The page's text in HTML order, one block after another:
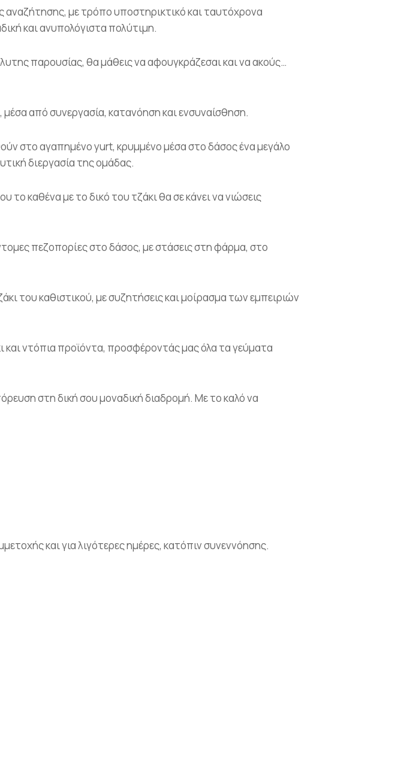
αναζήτησης, με τρόπο υποστηρικτικό και ταυτόχρονα
και ανυπολόγιστα πολύτιμη.
παρουσίας, θα μάθεις να αφουγκράζεσαι και να ακούς…
από συνεργασία, κατανόηση και ενσυναίσθηση.
στο αγαπημένο yurt, κρυμμένο μέσα στο δάσος ένα μεγάλο
διεργασία της ομάδας.
καθένα με το δικό του τζάκι θα σε κάνει να νιώσεις
πεζοπορίες στο δάσος, με στάσεις στη φάρμα, στο
του καθιστικού, με συζητήσεις και μοίρασμα των εμπειριών
ντόπια προϊόντα, προσφέροντάς μας όλα τα γεύματα
στη δική σου μοναδική διαδρομή. Με το καλό να
και για λιγότερες ημέρες, κατόπιν συνεννόησης.